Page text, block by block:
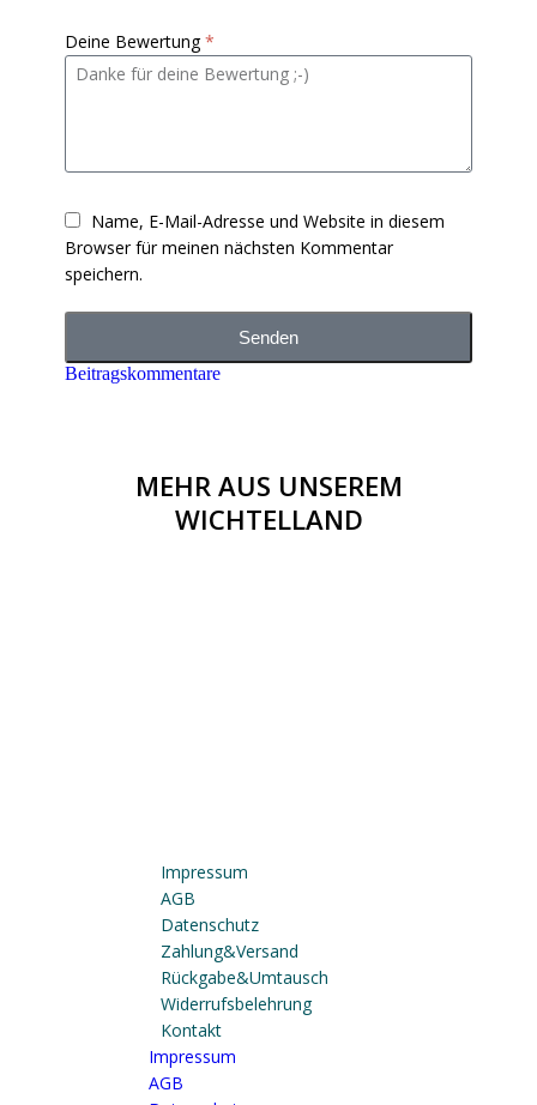
Deine Bewertung*
Name, E-Mail-Adresse und Website in diesem
Browser für meinen nächsten Kommentar
speichern.
Senden
Beitragskommentare
MEHR AUS UNSEREM
WICHTELLAND
Impressum
AGB
Datenschutz
Zahlung & Versand
Rückgabe & Umtausch
Widerrufsbelehrung
Kontakt
Impressum
AGB